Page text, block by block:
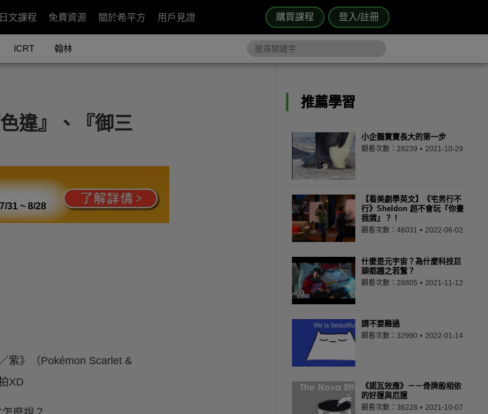
購買課程 登入/註冊
日文課程 免費資源 關於希平方 用戶見證
ICRT 翰林
違』、『御三
7/31 ~ 8/28
紫》（Pokémon Scarlet &
XD
推薦學習
小企鵝寶寶長大的第一步
觀看次數：28239 2021-10-29
【看美劇學英文】《宅男行不
行》Sheldon 超不會玩『你畫
我猜』？！
觀看次數：46031 2022-06-02
什麼是元宇宙？為什麼科技巨
頭都趨之若鶩？
觀看次數：28805 2021-11-12
請不要難過
觀看次數：32990 2022-01-14
《諾瓦效應》－－骨牌般相依
的好運與厄運
觀看次數：36228 2021-10-07